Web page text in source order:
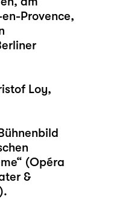
Provence,
Loy,
(Opéra
&